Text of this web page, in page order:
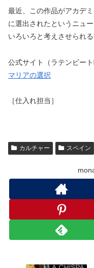
最近、この作品がアカデ
に選出されたというニュ
いろいろと考えさせられ
公式サイト（ラテンビー
マリアの選択
［仕入れ担当］
カルチャー スペイン